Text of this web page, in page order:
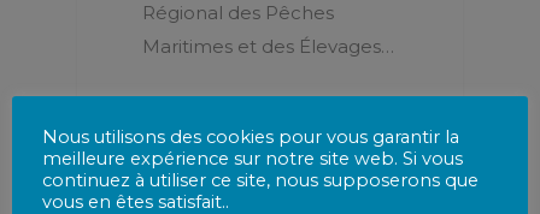
Régional des Pêches
Maritimes et des Élevages…
CRPMEM
Nous utilisons des cookies pour vous garantir la
meilleure expérience sur notre site web. Si vous
continuez à utiliser ce site, nous supposerons que
vous en êtes satisfait..